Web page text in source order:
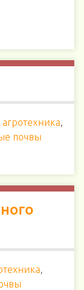
агротехника,
почвы
,